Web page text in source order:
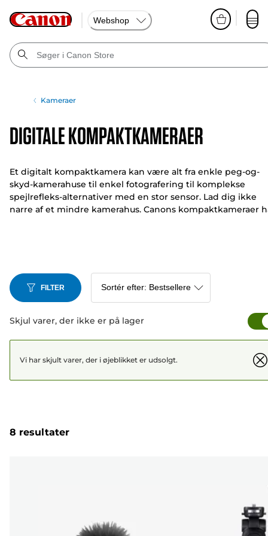
Webshop
Kameraer
Digitale kompaktkameraer
Et digitalt kompaktkamera kan være alt fra enkle peg-og-
skyd-kamerahuse til enkel fotografering til komplekse
spejlrefleks-alternativer med en stor sensor. Lad dig ikke
narre af et mindre kamerahus. Canons kompaktkameraer
FILTER
Skjul varer, der ikke er på lager
Vi har skjult varer, der i øjeblikket er udsolgt.
8 resultater